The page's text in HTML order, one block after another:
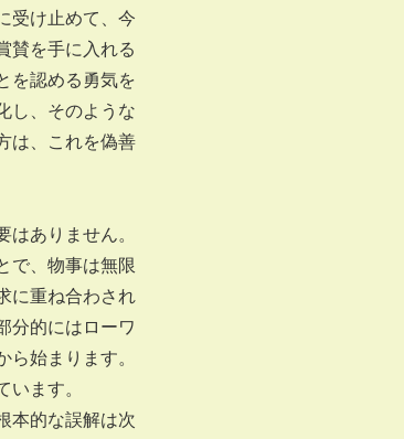
受け止めて、今
賛を手に入れる
を認める勇気を
し、そのような
は、これを偽善
ありません。
で、物事は無限
に重ね合わされ
分的にはローワ
始まります。
ます。
本的な誤解は次